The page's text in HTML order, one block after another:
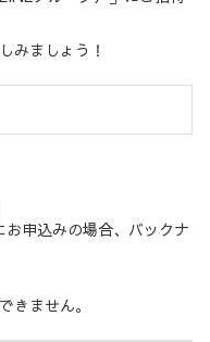
みましょう！
申込みの場合、バックナ
きません。